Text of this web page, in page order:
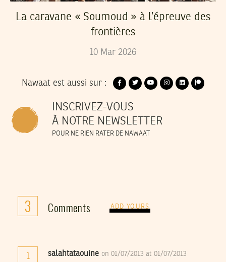
La caravane « Soumoud » à l’épreuve des
frontières
10 Mar 2026
Nawaat est aussi sur :
INSCRIVEZ-VOUS
À NOTRE NEWSLETTER
POUR NE RIEN RATER DE NAWAAT
3 Comments ADD YOURS
1 salahtataouine on 01/07/2013 at 01/07/2013